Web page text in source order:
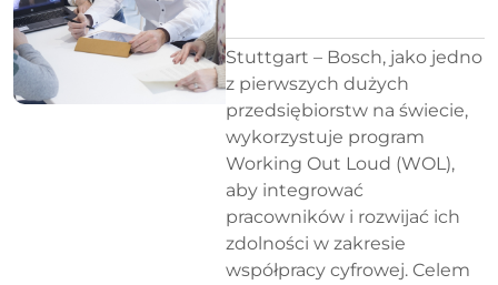
Stuttgart – Bosch, jako jedno
z pierwszych dużych
przedsiębiorstw na świecie,
wykorzystuje program
Working Out Loud (WOL),
aby integrować
pracowników i rozwijać ich
zdolności w zakresie
współpracy cyfrowej. Celem